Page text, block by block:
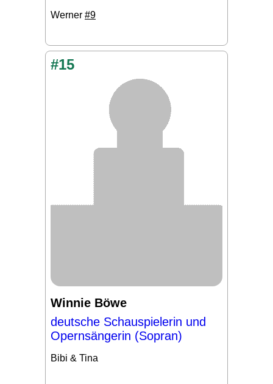
Werner #9
#15
Winnie Böwe
deutsche Schauspielerin und
Opernsängerin (Sopran)
Bibi & Tina